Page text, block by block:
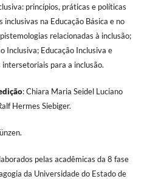
princípios, práticas e políticas
na Educação Básica e no
relacionadas à inclusão;
Inclusiva; Educação Inclusiva e
para a inclusão.
: Chiara Maria Seidel Luciano
Hermes Siebiger.
pelas acadêmicas da 8 fase
da Universidade do Estado de